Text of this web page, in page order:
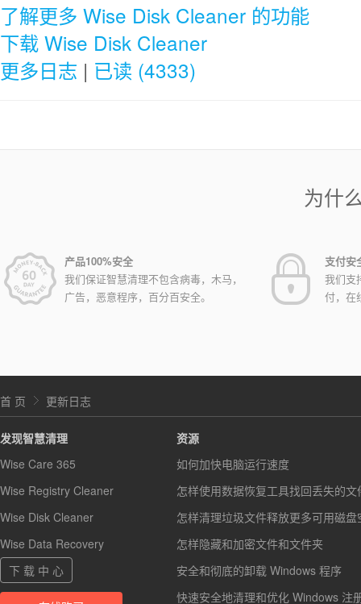
了解更多 Wise Disk Cleaner 的功能
下载 Wise Disk Cleaner
更多日志 | 已读 (4333)
为什
产品100%安全
我们保证智慧清理不包含病毒，木马，
广告，恶意程序，百分百安全。
支付安
我们支
付，在
首 页 更新日志
发现智慧清理
Wise Care 365
Wise Registry Cleaner
Wise Disk Cleaner
Wise Data Recovery
下 载 中 心
资源
如何加快电脑运行速度
怎样使用数据恢复工具找回丢失的文
怎样清理垃圾文件释放更多可用磁盘
怎样隐藏和加密文件和文件夹
安全和彻底的卸载 Windows 程序
快速安全地清理和优化 Windows 注